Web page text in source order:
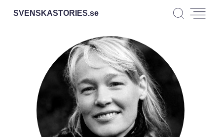
SVENSKASTORIES.se